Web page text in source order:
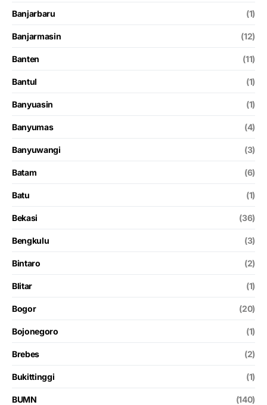
Banjarbaru (1)
Banjarmasin (12)
Banten (11)
Bantul (1)
Banyuasin (1)
Banyumas (4)
Banyuwangi (3)
Batam (6)
Batu (1)
Bekasi (36)
Bengkulu (3)
Bintaro (2)
Blitar (1)
Bogor (20)
Bojonegoro (1)
Brebes (2)
Bukittinggi (1)
BUMN (140)